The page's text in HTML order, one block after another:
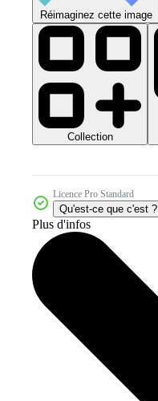
Réimaginez cette image
Collection
Licence Pro Standard
Qu'est-ce que c'est ?
Plus d'infos